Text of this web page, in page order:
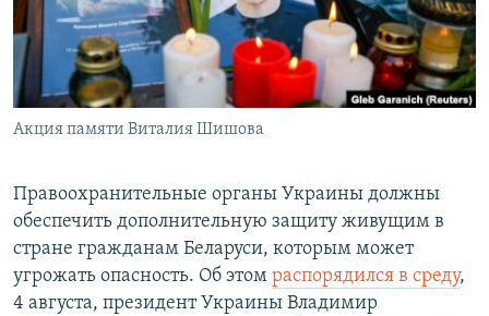
Акция памяти Виталия Шишова
Правоохранительные органы Украины должны
обеспечить дополнительную защиту живущим в
стране гражданам Беларуси, которым может
угрожать опасность. Об этом распорядился в среду,
4 августа, президент Украины Владимир